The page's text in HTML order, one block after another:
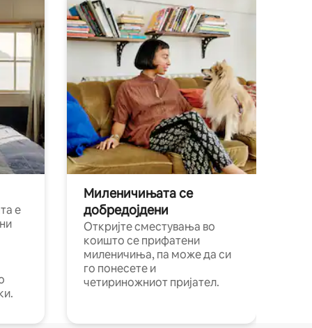
е
Миленичињата се
добредојдени
Откријте сместувања во
коишто се прифатени
миленичиња, па може да си
го понесете и
четириножниот пријател.